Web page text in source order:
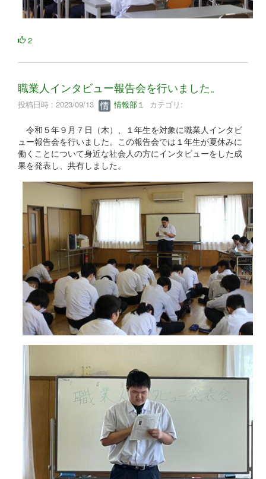
2
職業人インタビュー報告会を行いました。
投稿日時 : 2023/09/13 情報部１ カテゴリ:
令和５年９月７日（木）、１年生を対象に職業人インタビ
ュー報告会を行いました。この報告会では１年生が夏休みに
働くことについて身近な社会人の方にインタビューをした成
果を発表し、共有しました。